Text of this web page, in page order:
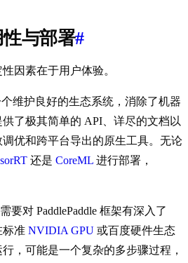
与部署#
因素在于用户体验。
维护良好的生态系统，消除了机器
了极其简单的 API、详尽的文档以
优和跨平台导出的原生工具。无论
还是 CoreML 进行部署，
要对 PaddlePaddle 框架有深入了
标准 NVIDIA GPU 或百度硬件生态
，可能是一个复杂的多步骤过程，